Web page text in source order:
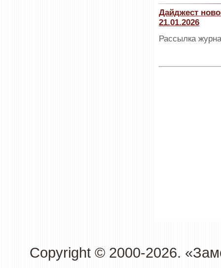
Дайджест
21.01.2026
Рассылка
Copyright © 2000-2026.